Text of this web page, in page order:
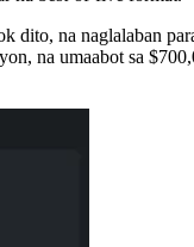
na naglalaban
na umaabot sa